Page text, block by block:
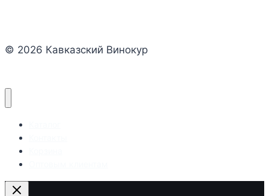
© 2026 Кавказский Винокур